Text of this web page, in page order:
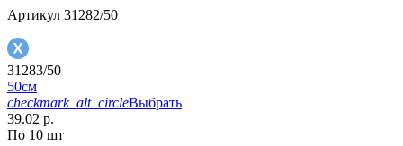
Артикул 31282/50
31283/50
50см
checkmark_alt_circleВыбрать
39.02 р.
По 10 шт